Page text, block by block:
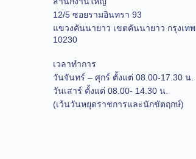
12/5 ซอยรามอินทรา 93
แขวงคันนายาว เขตคันนายาว กรุงเทพ
10230
เวลาทำการ
วันจันทร์ – ศุกร์ ตั้งแต่ 08.00-17.30 น.
วันเสาร์ ตั้งแต่ 08.00- 14.30 น.
(เว้นวันหยุดราชการและนักขัตฤกษ์)